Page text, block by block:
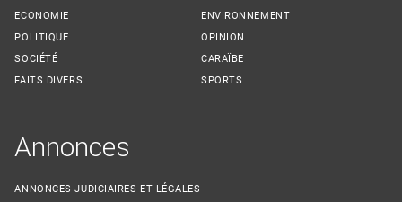
ECONOMIE
POLITIQUE
SOCIÉTÉ
FAITS DIVERS
ENVIRONNEMENT
OPINION
CARAÏBE
SPORTS
Annonces
ANNONCES JUDICIAIRES ET LÉGALES